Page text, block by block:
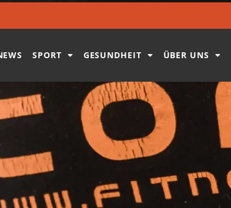
SPORT GESUNDHEIT ÜBER UNS